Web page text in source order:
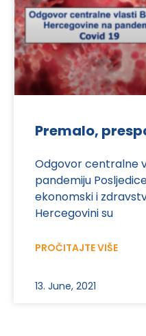
Premalo,
Odgovor centralne
pandemiju
ekonomski i
Hercegovini su
PROČITAJTE VIŠE
13. June, 2021